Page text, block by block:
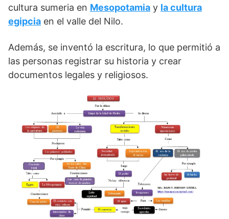
cultura sumeria en Mesopotamia y la cultura
egipcia en el valle del Nilo.
Además, se inventó la escritura, lo que permitió a
las personas registrar su historia y crear
documentos legales y religiosos.